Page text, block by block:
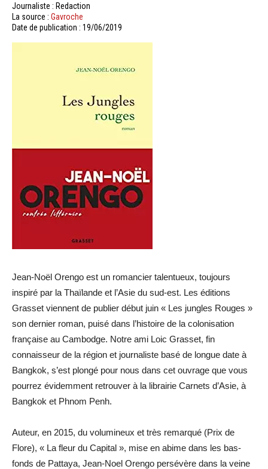
Journaliste : Redaction
La source : Gavroche
Date de publication : 19/06/2019
Jean-Noël Orengo est un romancier talentueux, toujours
inspiré par la Thaïlande et l’Asie du sud-est. Les éditions
Grasset viennent de publier début juin « Les jungles Rouges »
son dernier roman, puisé dans l’histoire de la colonisation
française au Cambodge. Notre ami Loic Grasset, fin
connaisseur de la région et journaliste basé de longue date à
Bangkok, s’est plongé pour nous dans cet ouvrage que vous
pourrez évidemment retrouver à la librairie Carnets d’Asie, à
Bangkok et Phnom Penh.
Auteur, en 2015, du volumineux et très remarqué (Prix de
Flore), « La fleur du Capital », mise en abime dans les bas-
fonds de Pattaya, Jean-Noel Orengo persévère dans la veine